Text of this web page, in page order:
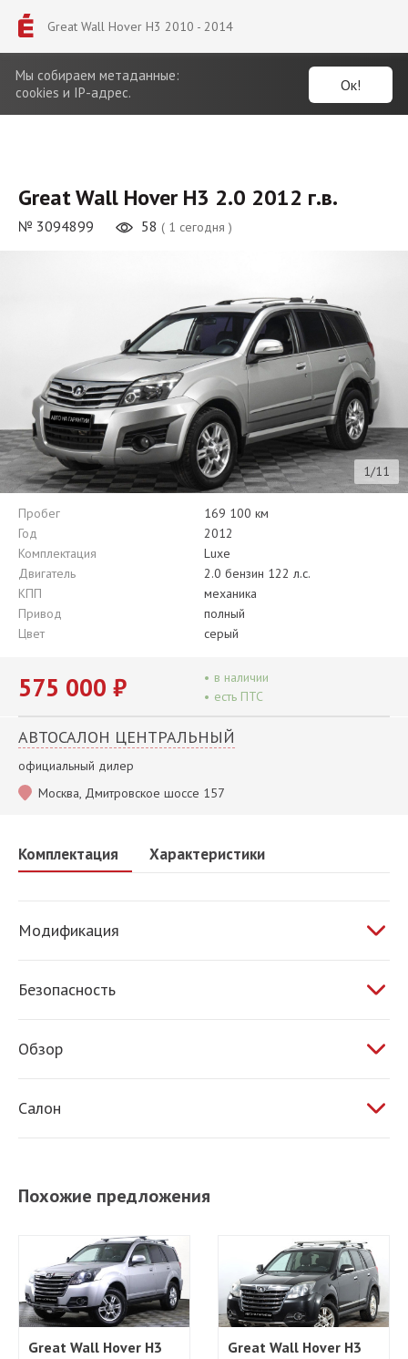
Great Wall Hover H3 2010 - 2014
Мы собираем метаданные:
cookies и IP-адрес.
Ок!
Great Wall Hover H3 2.0 2012 г.в.
№ 3094899 58 ( 1 сегодня )
1/11
Пробег
169 100 км
Год
2012
Комплектация
Luxe
Двигатель
2.0 бензин 122 л.с.
КПП
механика
Привод
полный
Цвет
серый
575 000 ₽ • в наличии
• есть ПТС
АВТОСАЛОН ЦЕНТРАЛЬНЫЙ
официальный дилер
Москва, Дмитровское шоссе 157
Комплектация Характеристики
Модификация
Безопасность
Обзор
Салон
Регулировка руля
Похожие предложения
Great Wall Hover H3 Great Wall Hover H3